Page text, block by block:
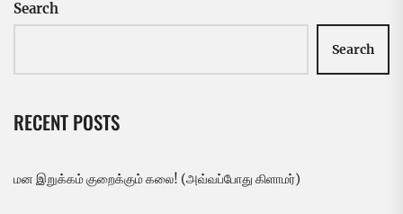
Search
Search
RECENT POSTS
மன இறுக்கம் குறைக்கும் கலை! (அவ்வப்போது கிளாமர்)